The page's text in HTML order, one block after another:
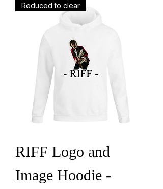
Reduced to clear
RIFF Logo and
Image Hoodie -